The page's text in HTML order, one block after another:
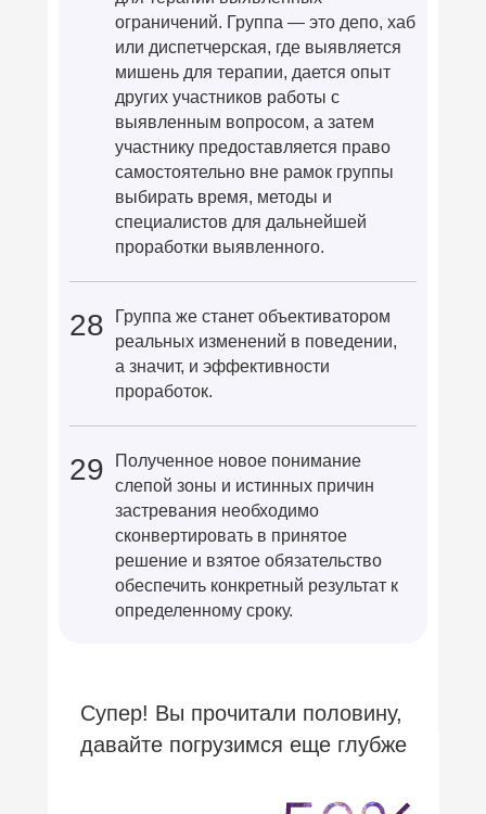
Супер! Вы прочитали половину,
давайте погрузимся еще глубже
ограничений. Группа — это депо, хаб
или диспетчерская, где выявляется
мишень для терапии, дается опыт
других участников работы с
выявленным вопросом, а затем
участнику предоставляется право
самостоятельно вне рамок группы
выбирать время, методы и
специалистов для дальнейшей
проработки выявленного.
Группа же станет объективатором
реальных изменений в поведении,
а значит, и эффективности
проработок.
28
Полученное новое понимание
слепой зоны и истинных причин
застревания необходимо
сконвертировать в принятое
решение и взятое обязательство
обеспечить конкретный результат к
определенному сроку.
29